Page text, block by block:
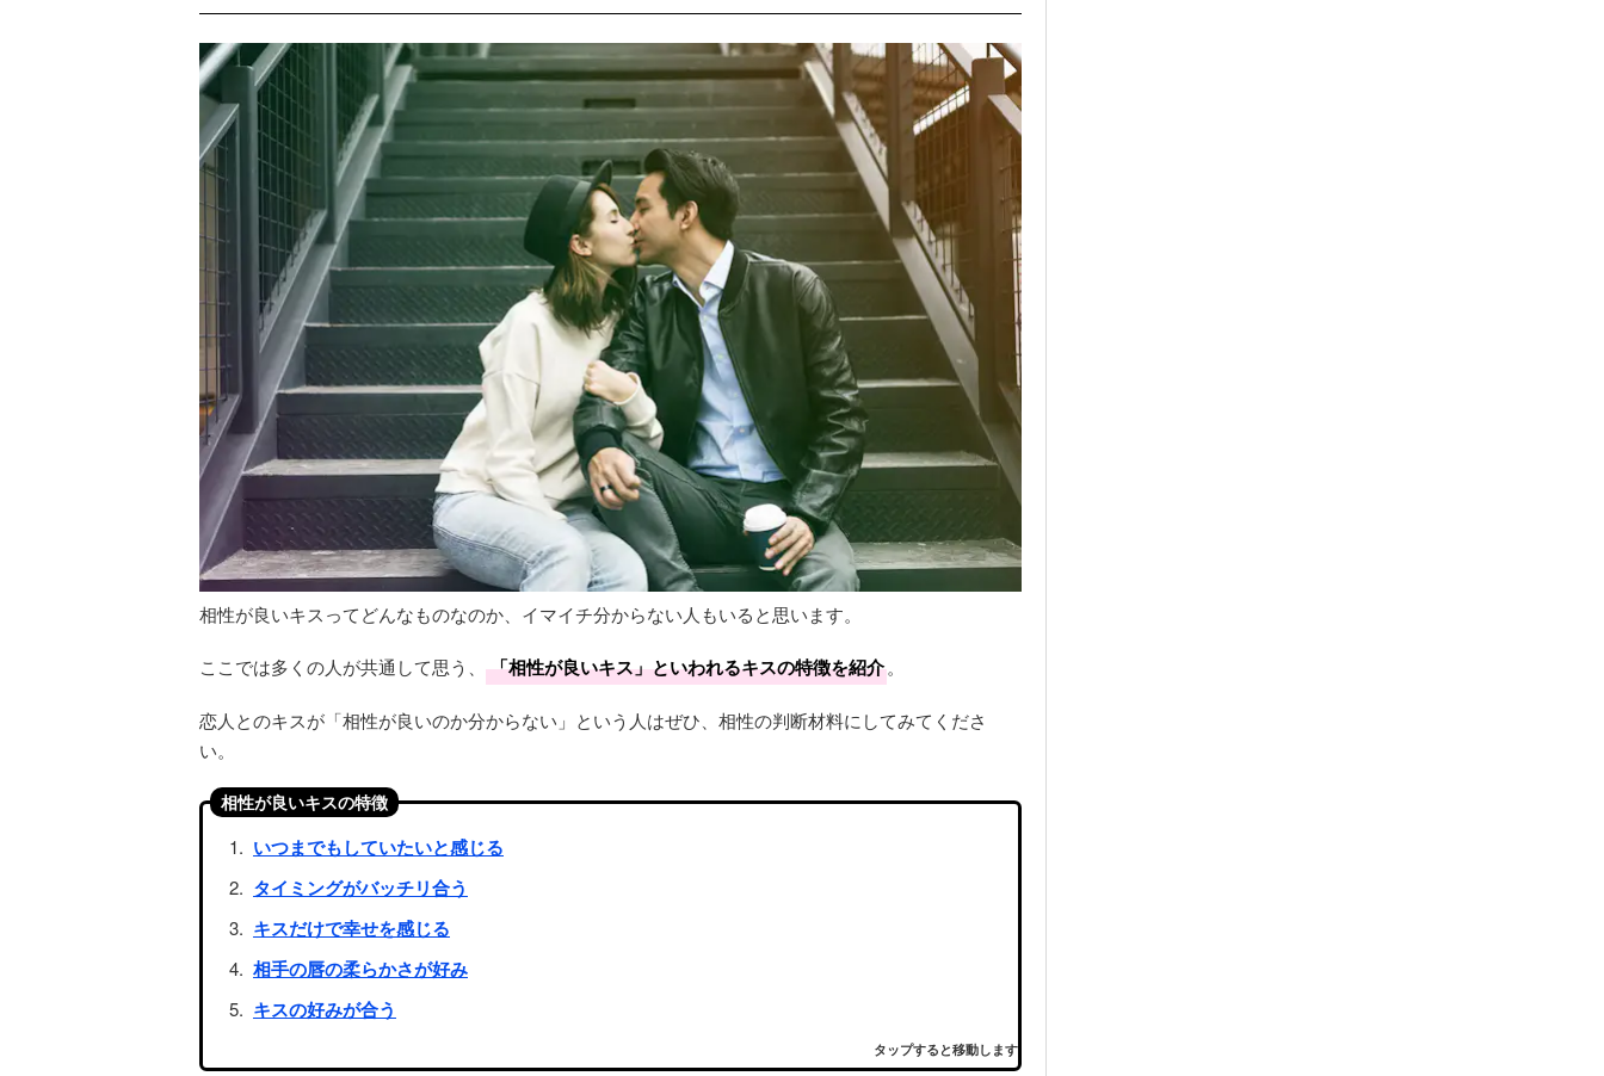
相性が良いキスってどんなものなのか、イマイチ分からない人もいると思います。
ここでは多くの人が共通して思う、 「相性が良いキス」といわれるキスの特徴を紹介。
恋人とのキスが「相性が良いのか分からない」という人はぜひ、相性の判断材料にしてみてくださ
い。
相性が良いキスの特徴
いつまでもしていたいと感じる
タイミングがバッチリ合う
キスだけで幸せを感じる
相手の唇の柔らかさが好み
キスの好みが合う
タップすると移動します